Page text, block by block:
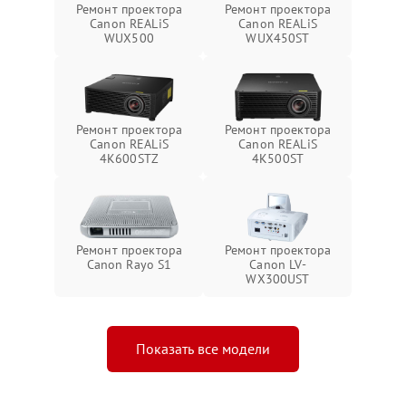
Ремонт проектора
Canon REALiS
WUX500
Ремонт проектора
Canon REALiS
WUX450ST
Ремонт проектора
Canon REALiS
4K600STZ
Ремонт проектора
Canon REALiS
4K500ST
Ремонт проектора
Canon Rayo S1
Ремонт проектора
Canon LV-
WX300UST
Показать все модели